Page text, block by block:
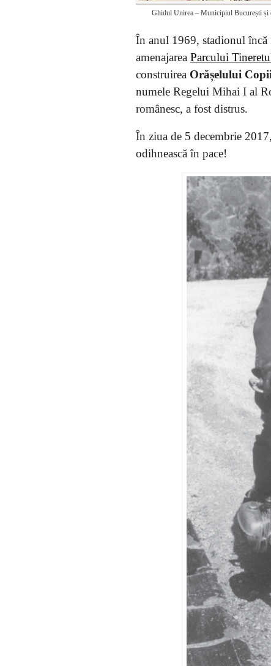
Ghidul Unirea – Municipiul București și
În anul 1969, stadionul încă
amenajareaParcului
construirea Orășelului
numele Regelui Mihai I al
românesc, a fost distrus.
În ziua de 5 decembrie
odihnească în pace!